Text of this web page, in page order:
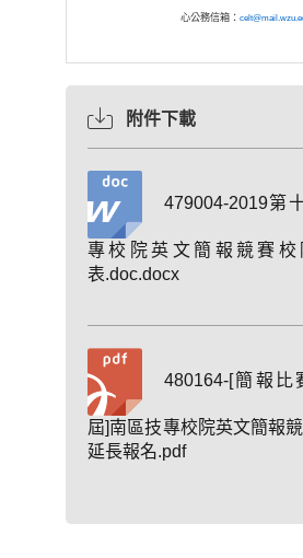
心公務信箱：
附件下載
479004-2019第
專校院英文簡報競賽校
表.doc.docx
480164-[簡報比
屆]南區技專校院英文簡報
延長報名.pdf